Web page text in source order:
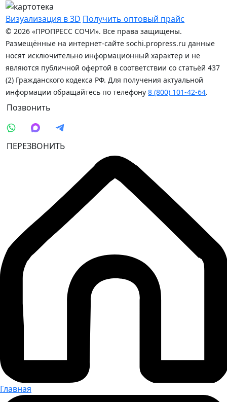
Визуализация в 3D Получить оптовый прайс
© 2026 «ПРОПРЕСС СОЧИ». Все права защищены.
Размещённые на интернет-сайте sochi.propress.ru данные
носят исключительно информационный характер и не
являются публичной офертой в соответствии со статьёй 437
(2) Гражданского кодекса РФ. Для получения актуальной
информации обращайтесь по телефону8 (800) 101-42-64.
Позвонить
ПЕРЕЗВОНИТЬ
Главная